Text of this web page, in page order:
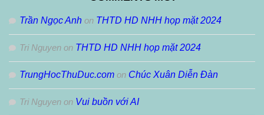
Trần Ngọc Anh on THTD HD NHH họp mặt 2024
Tri Nguyen on THTD HD NHH họp mặt 2024
TrungHocThuDuc.com on Chúc Xuân Diễn Đàn
Tri Nguyen on Vui buồn với AI